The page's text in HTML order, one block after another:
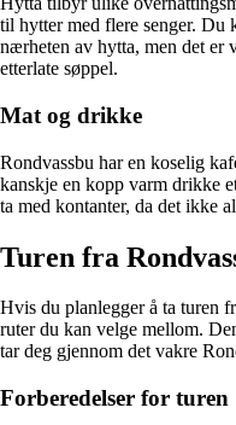
til hytter med flere senger. Du
nærheten av hytta, men det er
etterlate søppel.
Mat og drikke
Rondvassbu har en koselig
kanskje en kopp varm drikke
ta med kontanter, da det ikke
Turen fra
Hvis du planlegger å ta turen
ruter du kan velge mellom.
tar deg gjennom det vakre
Forberedelser for turen